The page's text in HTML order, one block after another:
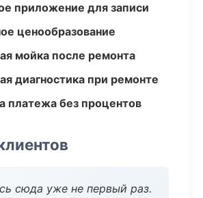
приложение для записи
ценообразование
мойка после ремонта
диагностика при ремонте
платежа без процентов
сюда уже не первый раз.